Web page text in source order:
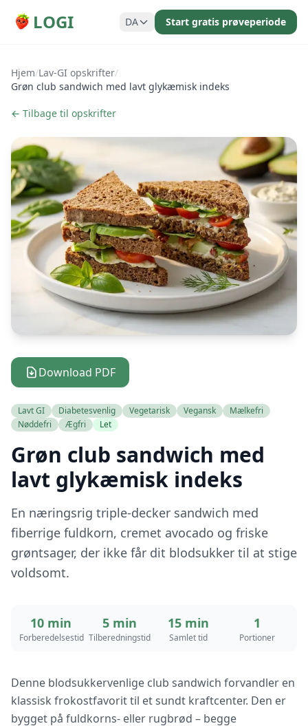
LOGI DA Start gratis prøveperiode
Hjem/Lav-GI opskrifter/
Grøn club sandwich med lavt glykæmisk indeks
← Tilbage til opskrifter
Download PDF
Lavt GI Diabetesvenlig Vegetarisk Vegansk
Mælkefri
Nøddefri
Ægfri Let
Grøn club sandwich med
lavt glykæmisk indeks
En næringsrig triple-decker sandwich med
fiberrige fuldkorn, cremet avocado og friske
grøntsager, der ikke får dit blodsukker til at stige
voldsomt.
10 min
Forberedelsestid
5 min
Tilberedningstid
15 min
Samlet tid
1
Portioner
Denne blodsukkervenlige club sandwich forvandler en
klassisk frokostfavorit til et sundt kraftcenter. Den er
bygget på fuldkorns- eller rugbrød – begge